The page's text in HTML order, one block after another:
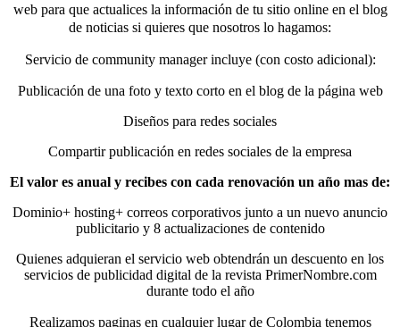
web para que actualices la información de tu sitio online en el blog
de noticias si quieres que nosotros lo hagamos:
Servicio de community manager incluye (con costo adicional):
Publicación de una foto y texto corto en el blog de la página web
Diseños para redes sociales
Compartir publicación en redes sociales de la empresa
El valor es anual y recibes con cada renovación un año mas de:
Dominio+ hosting+ correos corporativos junto a un nuevo anuncio
publicitario y 8 actualizaciones de contenido
Quienes adquieran el servicio web obtendrán un descuento en los
servicios de publicidad digital de la revista PrimerNombre.com
durante todo el año
Realizamos paginas en cualquier lugar de Colombia tenemos